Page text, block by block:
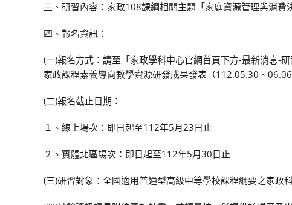
三、研習內容：家政108課綱相關主題「家庭資源管理與消費
四、報名資訊：
(一)報名方式：請至「家政學科中心官網首頁下方-最新消息-
家政課程素養導向教學資源研發成果發表（112.05.30、
(二)報名截止日期：
１、線上場次：即日起至112年5月23日止
２、實體北區場次：即日起至112年5月30日止
(三)研習對象：全國適用普通型高級中等學校課程綱要之家政